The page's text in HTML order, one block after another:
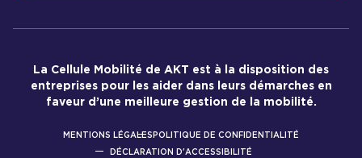
La Cellule Mobilité de AKT est à la disposition des
entreprises pour les aider dans leurs démarches en
faveur d’une meilleure gestion de la mobilité.
MENTIONS LÉGALESPOLITIQUE DE CONFIDENTIALITÉ
DÉCLARATION D'ACCESSIBILITÉ